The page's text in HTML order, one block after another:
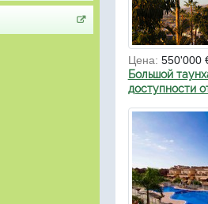
Цена: 550'000
Большой
доступности